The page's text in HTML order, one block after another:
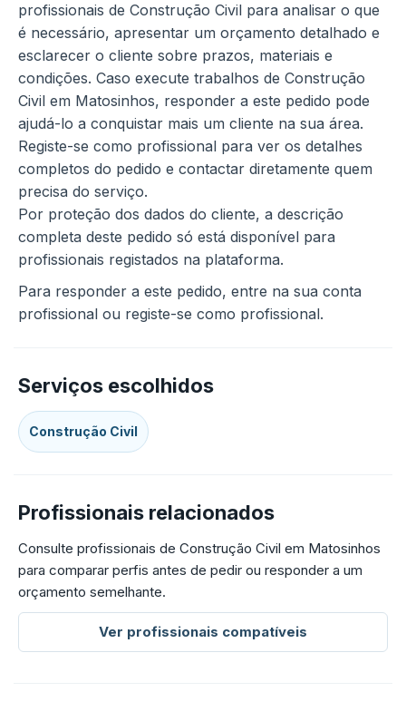
profissionais de Construção Civil para analisar o que
é necessário, apresentar um orçamento detalhado e
esclarecer o cliente sobre prazos, materiais e
condições. Caso execute trabalhos de Construção
Civil em Matosinhos, responder a este pedido pode
ajudá-lo a conquistar mais um cliente na sua área.
Registe-se como profissional para ver os detalhes
completos do pedido e contactar diretamente quem
precisa do serviço.
Por proteção dos dados do cliente, a descrição
completa deste pedido só está disponível para
profissionais registados na plataforma.
Para responder a este pedido, entre na sua conta
profissional ou registe-se como profissional.
Serviços escolhidos
Construção Civil
Profissionais relacionados
Consulte profissionais de Construção Civil em Matosinhos
para comparar perfis antes de pedir ou responder a um
orçamento semelhante.
Ver profissionais compatíveis